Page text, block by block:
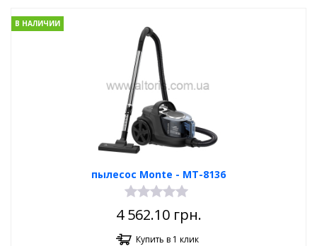
пылесос Monte - MT-8136
В НАЛИЧИИ
4 562.10грн.
Купить в 1 клик